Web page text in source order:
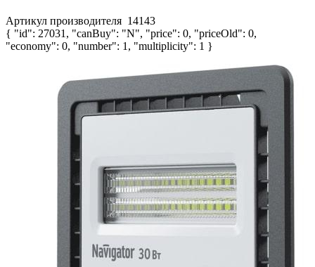
Артикул производителя 14143
{ "id": 27031, "canBuy": "N", "price": 0, "priceOld": 0,
"economy": 0, "number": 1, "multiplicity": 1 }